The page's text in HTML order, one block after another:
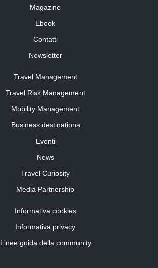
Magazine
Ebook
Contatti
Newsletter
Travel Management
Travel Risk Management
Mobility Management
Business destinations
Eventi
News
Travel Curiosity
Media Partnership
Informativa cookies
Informativa privacy
Linee guida della community